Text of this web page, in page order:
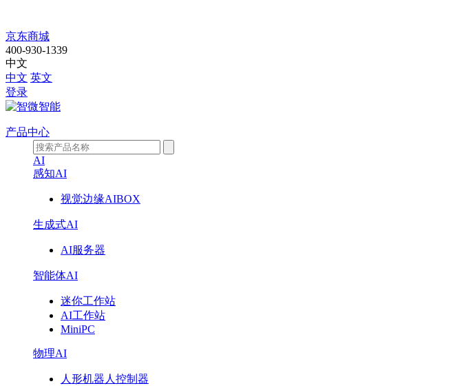
智
微
华
光
W700-
E51117
京东商城
400-930-1339
中文
中文 英文
登录
产品中心
AI
感知AI
视觉边缘AIBOX
生成式AI
AI服务器
智能体AI
迷你工作站
AI工作站
MiniPC
物理AI
人形机器人控制器